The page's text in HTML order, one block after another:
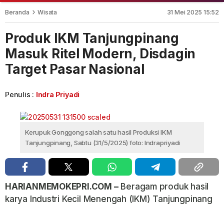
Beranda Wisata 31 Mei 2025 15:52
Produk IKM Tanjungpinang
Masuk Ritel Modern, Disdagin
Target Pasar Nasional
Penulis : Indra Priyadi
Kerupuk Gonggong salah satu hasil Produksi IKM
Tanjungpinang, Sabtu (31/5/2025) foto: Indrapriyadi
HARIANMEMOKEPRI.COM –Beragam produk hasil
karya Industri Kecil Menengah (IKM) Tanjungpinang